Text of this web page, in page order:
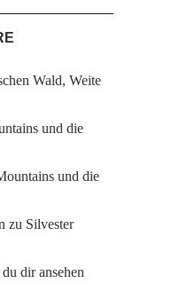
Wald, Weite
und die
und die
zu Silvester
dir ansehen